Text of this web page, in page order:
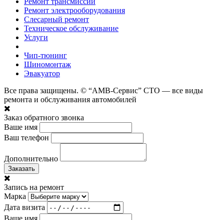
Ремонт электрооборудования
Слесарный ремонт
Техническое обслуживание
Услуги
Чип-тюнинг
Шиномонтаж
Эвакуатор
Все права защищены. © “АМВ-Сервис” СТО — все виды
ремонта и обслуживания автомобилей
Заказ обратного звонка
Ваше имя
Ваш телефон
Дополнительно
Заказать
Запись на ремонт
Марка
Дата визита
Ваше имя